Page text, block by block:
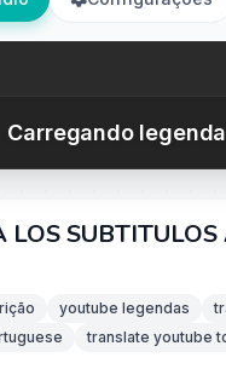
Carregando
youtube legendas
translate youtube